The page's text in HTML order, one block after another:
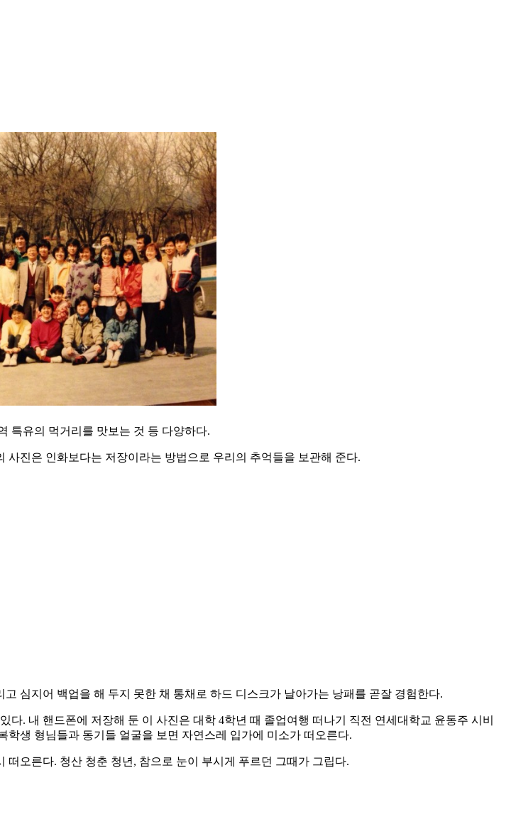
특유의 먹거리를 맛보는 것 등 다양하다.
진은 인화보다는 저장이라는 방법으로 우리의 추억들을 보관해 준다.
심지어 백업을 해 두지 못한 채 통채로 하드 디스크가 날아가는 낭패를 곧잘 경험한다.
. 내 핸드폰에 저장해 둔 이 사진은 대학 4학년 때 졸업여행 떠나기 직전 연세대학교 윤동주 시비
생 형님들과 동기들 얼굴을 보면 자연스레 입가에 미소가 떠오른다.
오른다. 청산 청춘 청년, 참으로 눈이 부시게 푸르던 그때가 그립다.